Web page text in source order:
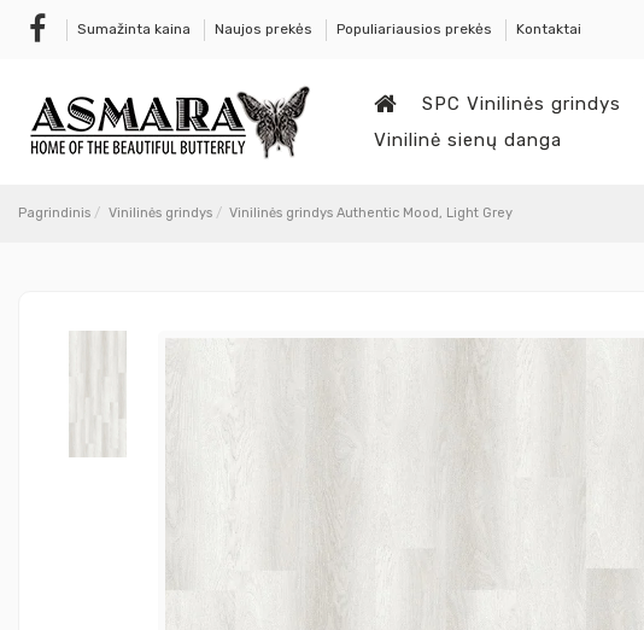
Sumažinta kaina Naujos prekės Populiariausios prekės Kontaktai
SPC Vinilinės grindys
Vinilinė sienų danga
Pagrindinis Vinilinės grindys Vinilinės grindys Authentic Mood, Light Grey